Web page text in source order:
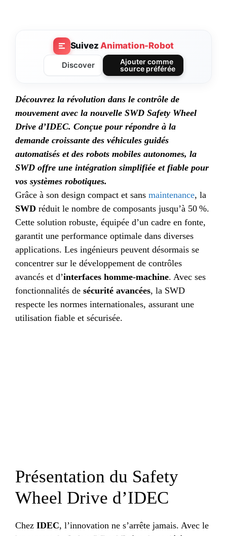
SuivezAnimation-Robot
Discover
Ajouter comme
source préférée
Découvrez la révolution dans le contrôle de
mouvement avec la nouvelle SWD Safety Wheel
Drive d’IDEC. Conçue pour répondre à la
demande croissante des véhicules guidés
automatisés et des robots mobiles autonomes, la
SWD offre une intégration simplifiée et fiable pour
vos systèmes robotiques.
Grâce à son design compact et sans maintenance, la
SWD réduit le nombre de composants jusqu’à 50 %.
Cette solution robuste, équipée d’un cadre en fonte,
garantit une performance optimale dans diverses
applications. Les ingénieurs peuvent désormais se
concentrer sur le développement de contrôles
avancés et d’interfaces homme-machine. Avec ses
fonctionnalités de sécurité avancées, la SWD
respecte les normes internationales, assurant une
utilisation fiable et sécurisée.
Présentation du Safety
Wheel Drive d’IDEC
Chez IDEC, l’innovation ne s’arrête jamais. Avec le